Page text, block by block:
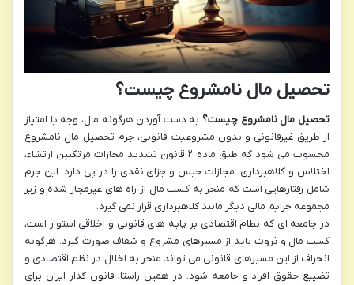
تحصیل مال نامشروع چیست؟
تحصیل مال نامشروع چیست؟ به دست آوردن هرگونه مال، وجه یا امتیاز
از طریق غیرقانونی و بدون مشروعیت قانونی، جرم تحصیل مال نامشروع
محسوب می شود که طبق ماده ۲ قانون تشدید مجازات مرتکبین ارتشاء،
اختلاس و کلاهبرداری، مجازات حبس و جزای نقدی را در پی دارد. این جرم
شامل رفتارهایی است که منجر به کسب مال از راه های غیرمجاز شده و زیر
مجموعه جرایم مالی دیگر مانند کلاهبرداری قرار نمی گیرد.
در جامعه ای که نظام اقتصادی بر پایه های قانونی و اخلاقی استوار است،
کسب مال و ثروت باید از مسیرهای مشروع و شفاف صورت گیرد. هرگونه
انحراف از این مسیرهای قانونی می تواند منجر به اخلال در نظم اقتصادی و
تضییع حقوق افراد و جامعه شود. در همین راستا، قانون گذار ایران برای